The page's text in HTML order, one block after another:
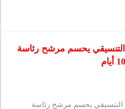
يحسم مرشح رئاسة
يحسم مرشح رئاسة